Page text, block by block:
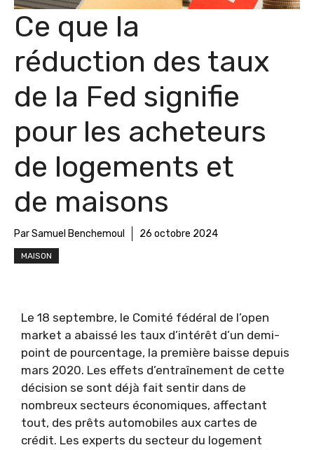
Ce que la
réduction des taux
de la Fed signifie
pour les acheteurs
de logements et
de maisons
Par Samuel Benchemoul 26 octobre 2024
MAISON
Le 18 septembre, le Comité fédéral de l’open
market a abaissé les taux d’intérêt d’un demi-
point de pourcentage, la première baisse depuis
mars 2020. Les effets d’entraînement de cette
décision se sont déjà fait sentir dans de
nombreux secteurs économiques, affectant
tout, des prêts automobiles aux cartes de
crédit. Les experts du secteur du logement